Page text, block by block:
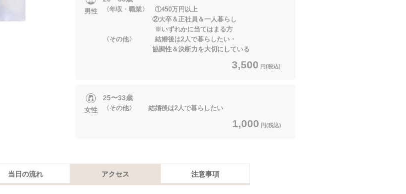
男性
〈年収・職業〉 ①450万円以上
②大卒＆正社員＆一人暮らし
※いずれかに当てはまる方
〈その他〉 結婚後は2人で暮らしたい・
協調性＆決断力を大切にしている
3,500 円(税込)
女性
25〜33歳
〈その他〉 結婚後は2人で暮らしたい
1,000 円(税込)
当日の流れ アクセス 注意事項